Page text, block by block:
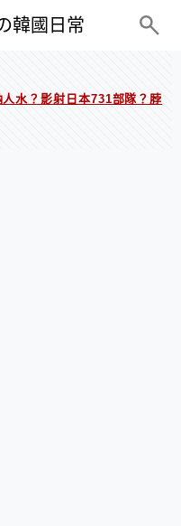
韓國日常
水？影射日本731部隊？脖